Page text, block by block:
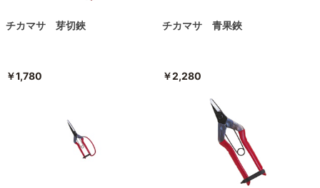
チカマサ 芽切鋏
￥1,780
チカマサ 青果鋏
￥2,280